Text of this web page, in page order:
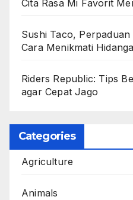
Cita Rasa Mi Favorit
Sushi Taco,
Cara Menikmati
Riders Republic: Tips
agar Cepat Jago
Categories
Agriculture
Animals